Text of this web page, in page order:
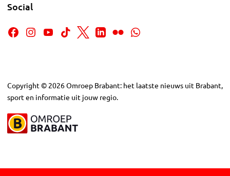
Social
Copyright © 2026Omroep Brabant: het laatste nieuws uit Brabant,
sport en informatie uit jouw regio.